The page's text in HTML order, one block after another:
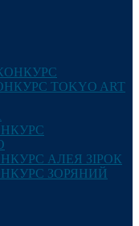
TOKYO ART
АЛЕЯ ЗІРОК
ЗОРЯНИЙ